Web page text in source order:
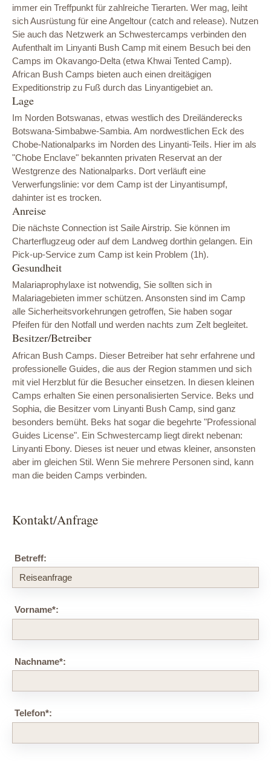
immer ein Treffpunkt für zahlreiche Tierarten. Wer mag, leiht
sich Ausrüstung für eine Angeltour (catch and release). Nutzen
Sie auch das Netzwerk an Schwestercamps verbinden den
Aufenthalt im Linyanti Bush Camp mit einem Besuch bei den
Camps im Okavango-Delta (etwa Khwai Tented Camp).
African Bush Camps bieten auch einen dreitägigen
Expeditionstrip zu Fuß durch das Linyantigebiet an.
Lage
Im Norden Botswanas, etwas westlich des Dreiländerecks
Botswana-Simbabwe-Sambia. Am nordwestlichen Eck des
Chobe-Nationalparks im Norden des Linyanti-Teils. Hier im als
"Chobe Enclave" bekannten privaten Reservat an der
Westgrenze des Nationalparks. Dort verläuft eine
Verwerfungslinie: vor dem Camp ist der Linyantisumpf,
dahinter ist es trocken.
Anreise
Die nächste Connection ist Saile Airstrip. Sie können im
Charterflugzeug oder auf dem Landweg dorthin gelangen. Ein
Pick-up-Service zum Camp ist kein Problem (1h).
Gesundheit
Malariaprophylaxe ist notwendig, Sie sollten sich in
Malariagebieten immer schützen. Ansonsten sind im Camp
alle Sicherheitsvorkehrungen getroffen, Sie haben sogar
Pfeifen für den Notfall und werden nachts zum Zelt begleitet.
Besitzer/Betreiber
African Bush Camps. Dieser Betreiber hat sehr erfahrene und
professionelle Guides, die aus der Region stammen und sich
mit viel Herzblut für die Besucher einsetzen. In diesen kleinen
Camps erhalten Sie einen personalisierten Service. Beks und
Sophia, die Besitzer vom Linyanti Bush Camp, sind ganz
besonders bemüht. Beks hat sogar die begehrte "Professional
Guides License". Ein Schwestercamp liegt direkt nebenan:
Linyanti Ebony. Dieses ist neuer und etwas kleiner, ansonsten
aber im gleichen Stil. Wenn Sie mehrere Personen sind, kann
man die beiden Camps verbinden.
Kontakt/Anfrage
Betreff:
Vorname*:
Nachname*:
Telefon*: